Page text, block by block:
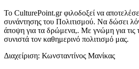
Το CulturePoint.gr φιλοδοξεί να
συνάντησης του Πολιτισμού. Να δώσει
άποψη για τα δρώμενα,. Με γνώμη για τις
συνιστά τον καθημερινό πολιτισμό μας.
Διαχείριση: Κωνσταντίνος Μανίκας